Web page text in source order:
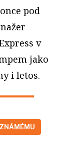
pod
v
jako
i letos.